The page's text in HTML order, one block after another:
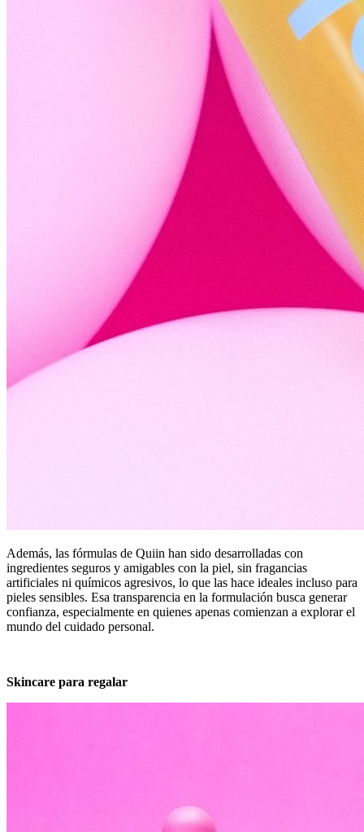
Además, las fórmulas de Quiin han sido desarrolladas con
ingredientes seguros y amigables con la piel, sin fragancias
artificiales ni químicos agresivos, lo que las hace ideales incluso para
pieles sensibles. Esa transparencia en la formulación busca generar
confianza, especialmente en quienes apenas comienzan a explorar el
mundo del cuidado personal.
Skincare para regalar